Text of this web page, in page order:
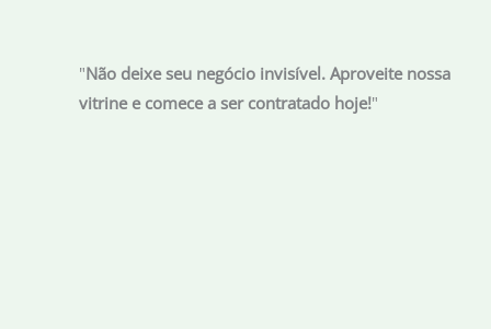
"Não deixe seu negócio invisível. Aproveite nossa
vitrine e comece a ser contratado hoje!"